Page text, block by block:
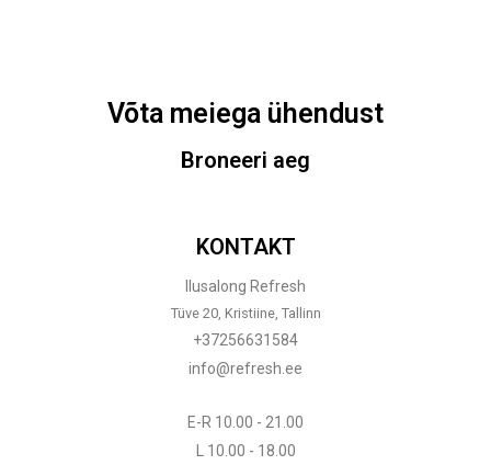
Võta meiega ühendust
Broneeri aeg
KONTAKT
Ilusalong Refresh
Tüve 20, Kristiine, Tallinn
+37256631584
info@refresh.ee
E-R 10.00 - 21.00
L 10.00 - 18.00